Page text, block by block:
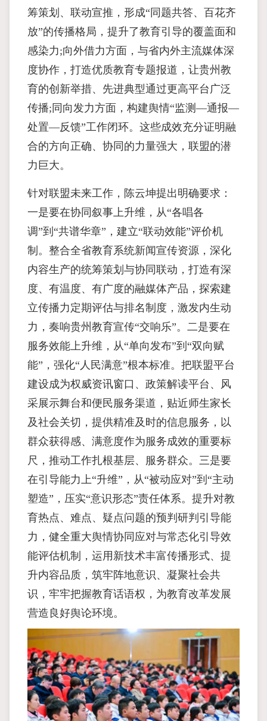
筹策划、联动宣推，形成“同题共答、百花齐
放”的传播格局，提升了教育引导的覆盖面和
感染力;向外借力方面，与省内外主流媒体深
度协作，打造优质教育专题报道，让贵州教
育的创新举措、先进典型通过更高平台广泛
传播;同向发力方面，构建舆情“监测—通报—
处置—反馈”工作闭环。这些成效充分证明融
合的方向正确、协同的力量强大，联盟的潜
力巨大。
针对联盟未来工作，陈云坤提出明确要求：
一是要在协同叙事上升维，从“各唱各
调”到“共谱华章”，建立“联动效能”评价机
制。整合全省教育系统新闻宣传资源，深化
内容生产的统筹策划与协同联动，打造有深
度、有温度、有广度的融媒体产品，探索建
立传播力定期评估与排名制度，激发内生动
力，奏响贵州教育宣传“交响乐”。二是要在
服务效能上升维，从“单向发布”到“双向赋
能”，强化“人民满意”根本标准。把联盟平台
建设成为权威资讯窗口、政策解读平台、风
采展示舞台和便民服务渠道，贴近师生家长
及社会关切，提供精准及时的信息服务，以
群众获得感、满意度作为服务成效的重要标
尺，推动工作扎根基层、服务群众。三是要
在引导能力上“升维”，从“被动应对”到“主动
塑造”，压实“意识形态”责任体系。提升对教
育热点、难点、疑点问题的预判研判引导能
力，健全重大舆情协同应对与常态化引导效
能评估机制，运用新技术丰富传播形式、提
升内容品质，筑牢阵地意识、凝聚社会共
识，牢牢把握教育话语权，为教育改革发展
营造良好舆论环境。